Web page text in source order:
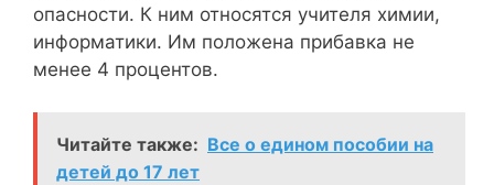
опасности. К ним относятся учителя химии,
информатики. Им положена прибавка не
менее 4 процентов.
Читайте также: Все о едином пособии на
детей до 17 лет